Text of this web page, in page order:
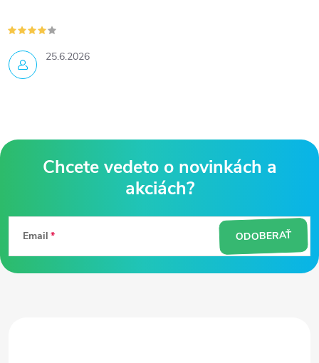
25.6.2026
á
ä
Email ODOBERAŤ